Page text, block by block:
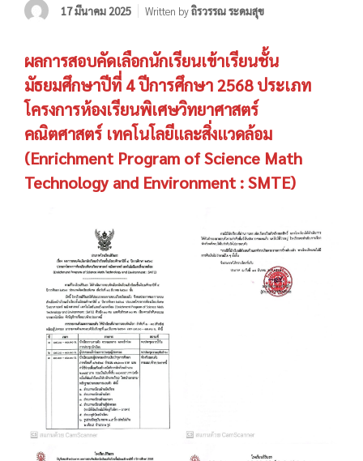
17 มีนาคม 2025 Written byถิรวรรณ ระดมสุข
ผลการสอบคัดเลือกนักเรียนเข้าเรียนชั้น
มัธยมศึกษาปีที่ 4 ปีการศึกษา 2568 ประเภท
โครงการห้องเรียนพิเศษวิทยาศาสตร์
คณิตศาสตร์ เทคโนโลยีและสิ่งแวดล้อม
(Enrichment Program of Science Math
Technology and Environment : SMTE)